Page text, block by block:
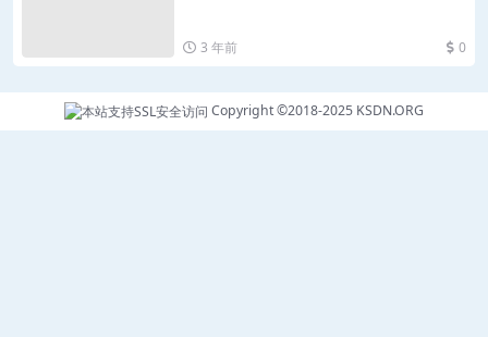
3 年前 0
Copyright ©2018-2025 KSDN.ORG